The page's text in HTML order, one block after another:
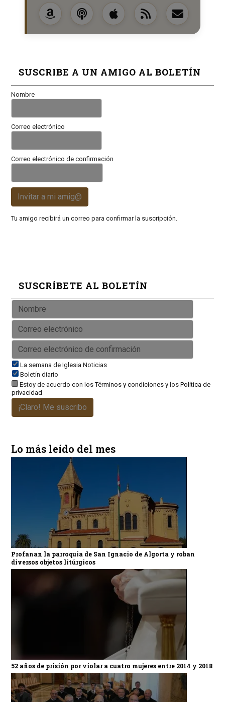
SUSCRIBE A UN AMIGO AL BOLETÍN
Nombre
Correo electrónico
Correo electrónico de confirmación
Invitar a mi amig@
Tu amigo recibirá un correo para confirmar la suscripción.
SUSCRÍBETE AL BOLETÍN
La semana de Iglesia Noticias
Boletín diario
Estoy de acuerdo con losTérminos y condicionesy los Política de
privacidad
¡Claro! Me suscribo
Lo más leído del mes
Profanan la parroquia de San Ignacio de Algorta y roban
diversos objetos litúrgicos
52 años de prisión por violar a cuatro mujeres entre 2014 y 2018